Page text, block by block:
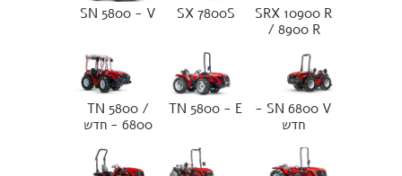
SRX 10900 R
/ 8900 R
SX 7800S
SN 5800 - V
SN 6800 V -
חדש
TN 5800 - E
TN 5800 /
6800 - חדש